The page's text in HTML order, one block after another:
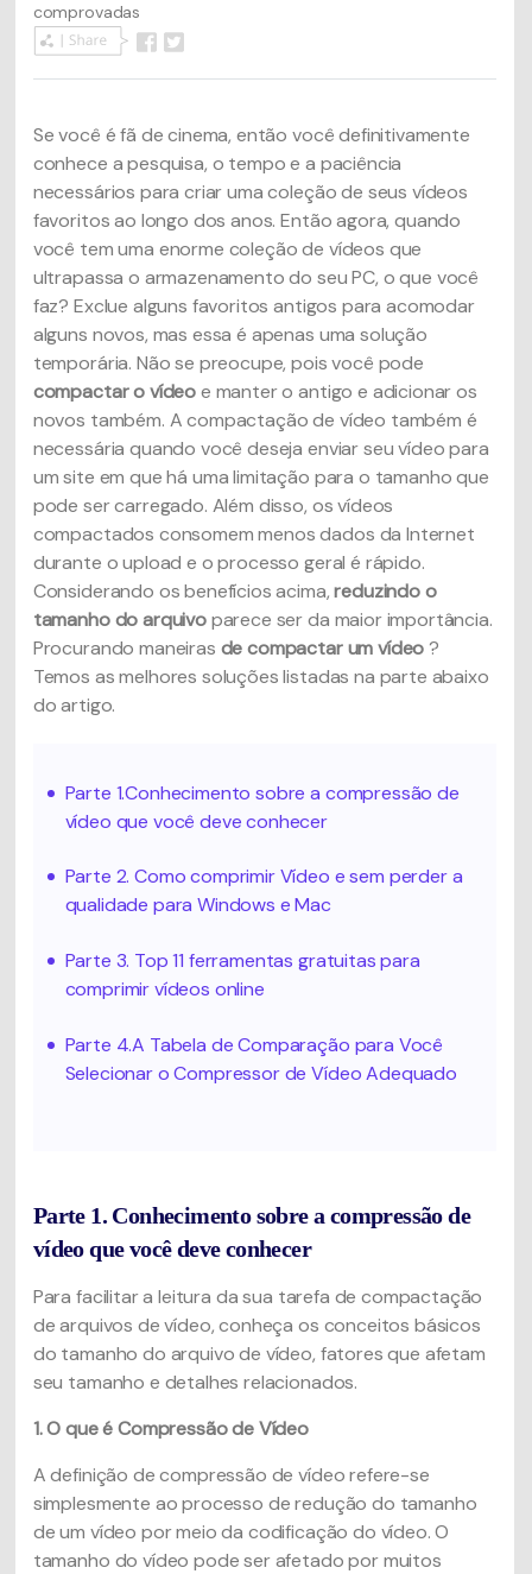
comprovadas
Se você é fã de cinema, então você definitivamente
conhece a pesquisa, o tempo e a paciência
necessários para criar uma coleção de seus vídeos
favoritos ao longo dos anos. Então agora, quando
você tem uma enorme coleção de vídeos que
ultrapassa o armazenamento do seu PC, o que você
faz? Exclue alguns favoritos antigos para acomodar
alguns novos, mas essa é apenas uma solução
temporária. Não se preocupe, pois você pode
compactar o vídeoe manter o antigo e adicionar os
novos também. A compactação de vídeo também é
necessária quando você deseja enviar seu vídeo para
um site em que há uma limitação para o tamanho que
pode ser carregado. Além disso, os vídeos
compactados consomem menos dados da Internet
durante o upload e o processo geral é rápido.
Considerando os benefícios acima,reduzindo o
tamanho do arquivoparece ser da maior importância.
Procurando maneiras de compactar um vídeo ?
Temos as melhores soluções listadas na parte abaixo
do artigo.
Parte 1.Conhecimento sobre a compressão de
vídeo que você deve conhecer
Parte 2. Como comprimir Vídeo e sem perder a
qualidade para Windows e Mac
Parte 3. Top 11 ferramentas gratuitas para
comprimir vídeos online
Parte 4.A Tabela de Comparação para Você
Selecionar o Compressor de Vídeo Adequado
Parte 1. Conhecimento sobre a compressão de
vídeo que você deve conhecer
Para facilitar a leitura da sua tarefa de compactação
de arquivos de vídeo, conheça os conceitos básicos
do tamanho do arquivo de vídeo, fatores que afetam
seu tamanho e detalhes relacionados.
1. O que é Compressão de Vídeo
A definição de compressão de vídeo refere-se
simplesmente ao processo de redução do tamanho
de um vídeo por meio da codificação do vídeo. O
tamanho do vídeo pode ser afetado por muitos